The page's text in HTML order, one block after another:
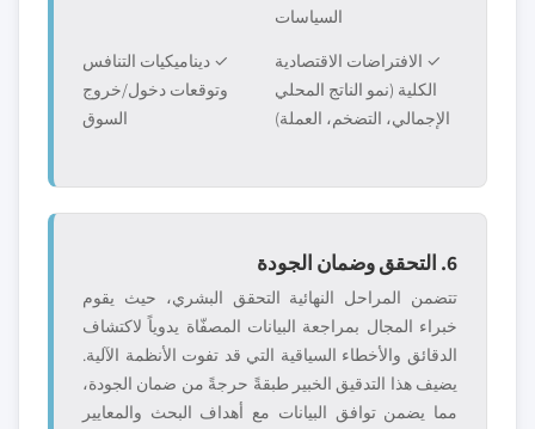
السياسات
✓ الافتراضات الاقتصادية
الكلية (نمو الناتج المحلي
الإجمالي، التضخم، العملة)
✓ ديناميكيات التنافس
وتوقعات دخول/خروج
السوق
6. التحقق وضمان الجودة
تتضمن المراحل النهائية التحقق البشري، حيث يقوم
خبراء المجال بمراجعة البيانات المصفّاة يدوياً لاكتشاف
الدقائق والأخطاء السياقية التي قد تفوت الأنظمة الآلية.
يضيف هذا التدقيق الخبير طبقةً حرجةً من ضمان الجودة،
مما يضمن توافق البيانات مع أهداف البحث والمعايير